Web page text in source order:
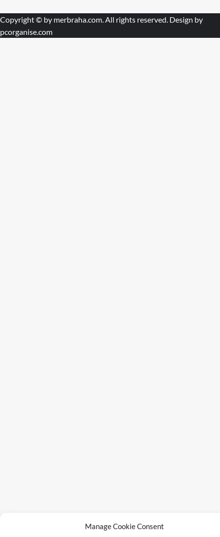
Manage Cookie Consent
Copyright © by merbraha.com . All rights reserved. Design by
pcorganise.com